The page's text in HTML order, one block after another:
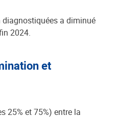
diagnostiquées a diminué
2024.
et
25% et 75%) entre la